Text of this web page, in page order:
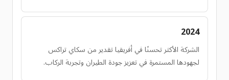
2024
الشركة الأكثر تحسنًا في أفريقيا تقدير من سكاي تراكس
لجهودها المستمرة في تعزيز جودة الطيران وتجربة الركاب.